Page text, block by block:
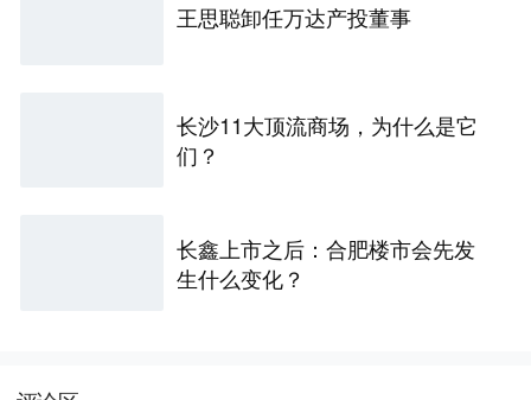
王思聪卸任万达产投董事
长沙11大顶流商场，为什么是它
们？
长鑫上市之后：合肥楼市会先发
生什么变化？